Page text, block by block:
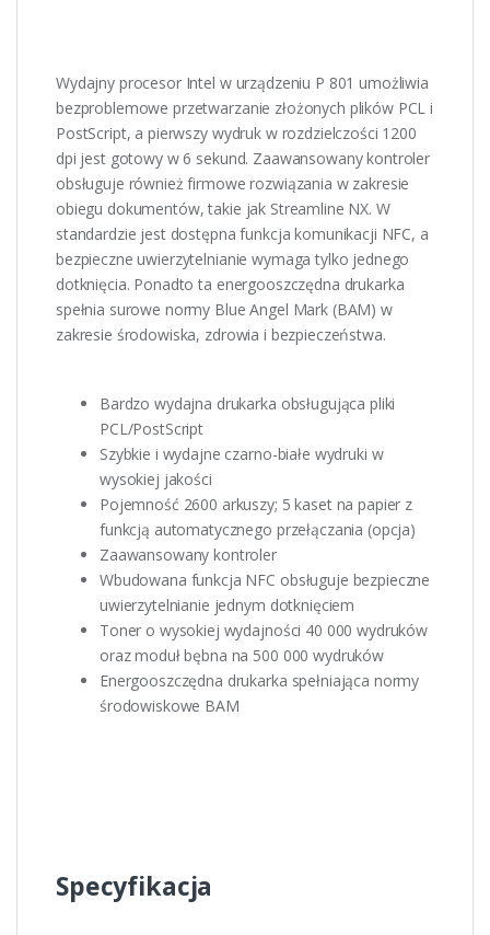
Wydajny procesor Intel w urządzeniu P 801 umożliwia
bezproblemowe przetwarzanie złożonych plików PCL i
PostScript, a pierwszy wydruk w rozdzielczości 1200
dpi jest gotowy w 6 sekund. Zaawansowany kontroler
obsługuje również firmowe rozwiązania w zakresie
obiegu dokumentów, takie jak Streamline NX. W
standardzie jest dostępna funkcja komunikacji NFC, a
bezpieczne uwierzytelnianie wymaga tylko jednego
dotknięcia. Ponadto ta energooszczędna drukarka
spełnia surowe normy Blue Angel Mark (BAM) w
zakresie środowiska, zdrowia i bezpieczeństwa.
Bardzo wydajna drukarka obsługująca pliki
PCL/PostScript
Szybkie i wydajne czarno-białe wydruki w
wysokiej jakości
Pojemność 2600 arkuszy; 5 kaset na papier z
funkcją automatycznego przełączania (opcja)
Zaawansowany kontroler
Wbudowana funkcja NFC obsługuje bezpieczne
uwierzytelnianie jednym dotknięciem
Toner o wysokiej wydajności 40 000 wydruków
oraz moduł bębna na 500 000 wydruków
Energooszczędna drukarka spełniająca normy
środowiskowe BAM
Specyfikacja